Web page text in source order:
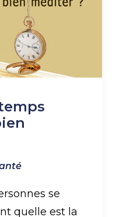
se
quelle est la